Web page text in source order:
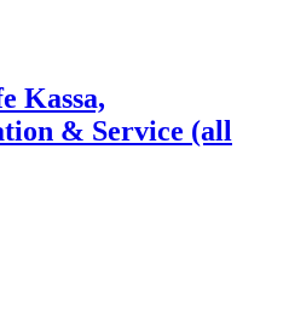
Kassa,
& Service (all